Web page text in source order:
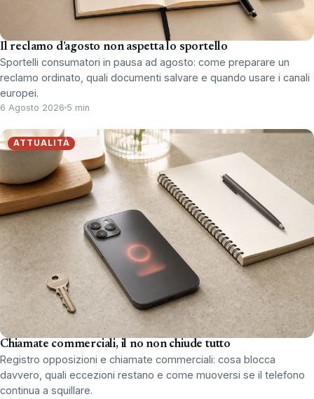
Il reclamo d’agosto non aspetta lo sportello
Sportelli consumatori in pausa ad agosto: come preparare un
reclamo ordinato, quali documenti salvare e quando usare i canali
europei.
6 Agosto 2026 5 min
ATTUALITÀ
Chiamate commerciali, il no non chiude tutto
Registro opposizioni e chiamate commerciali: cosa blocca
davvero, quali eccezioni restano e come muoversi se il telefono
continua a squillare.